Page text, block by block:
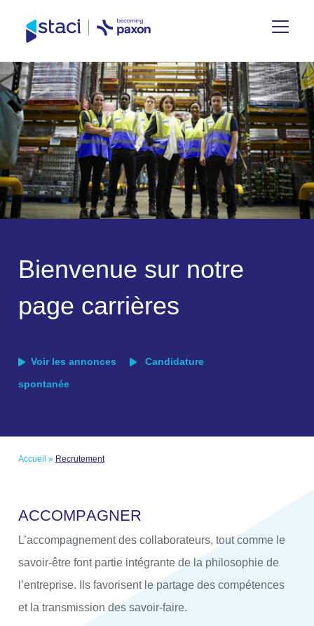
Staci
France
Bienvenue sur notre
page carrières
Voir les annonces
Candidature
spontanée
Accueil » Recrutement
ACCOMPAGNER
L’accompagnement des collaborateurs, tout comme le
savoir-être font partie intégrante de la philosophie de
l’entreprise. Ils favorisent le partage des compétences
et la transmission des savoir-faire.